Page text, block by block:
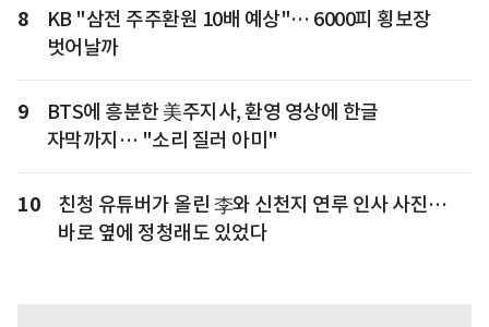
8
KB "삼전 주주환원 10배 예상"… 6000피 횡보장
벗어날까
9
BTS에 흥분한 美주지사, 환영 영상에 한글
자막까지… "소리 질러 아미"
10
친청 유튜버가 올린 李와 신천지 연루 인사 사진…
바로 옆에 정청래도 있었다